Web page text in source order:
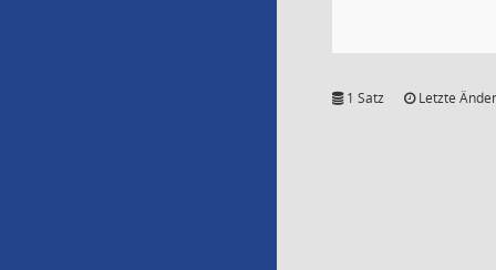
1 Satz Letzte